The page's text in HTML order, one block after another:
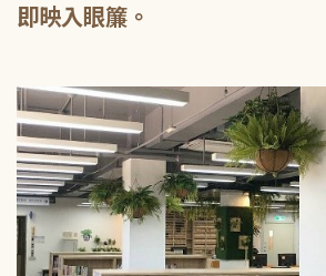
即映入眼簾。